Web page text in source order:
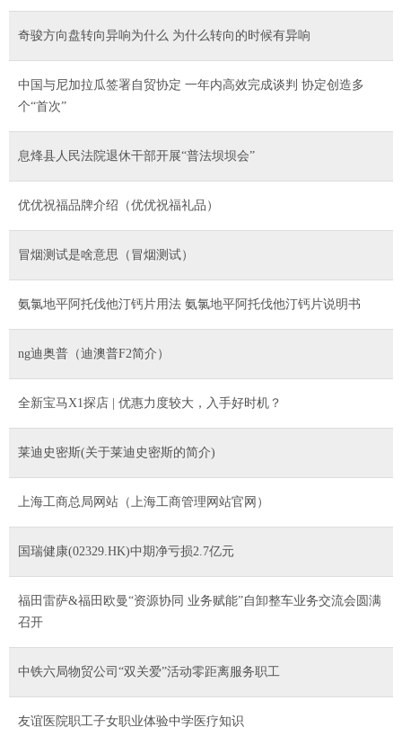
奇骏方向盘转向异响为什么 为什么转向的时候有异响
中国与尼加拉瓜签署自贸协定 一年内高效完成谈判 协定创造多
个“首次”
息烽县人民法院退休干部开展“普法坝坝会”
优优祝福品牌介绍（优优祝福礼品）
冒烟测试是啥意思（冒烟测试）
氨氯地平阿托伐他汀钙片用法 氨氯地平阿托伐他汀钙片说明书
ng迪奥普（迪澳普F2简介）
全新宝马X1探店 | 优惠力度较大，入手好时机？
莱迪史密斯(关于莱迪史密斯的简介)
上海工商总局网站（上海工商管理网站官网）
国瑞健康(02329.HK)中期净亏损2.7亿元
福田雷萨&福田欧曼“资源协同 业务赋能”自卸整车业务交流会圆满
召开
中铁六局物贸公司“双关爱”活动零距离服务职工
友谊医院职工子女职业体验中学医疗知识